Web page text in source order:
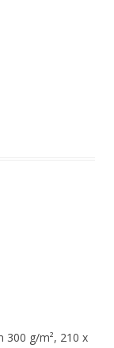
300 g/m², 210 x